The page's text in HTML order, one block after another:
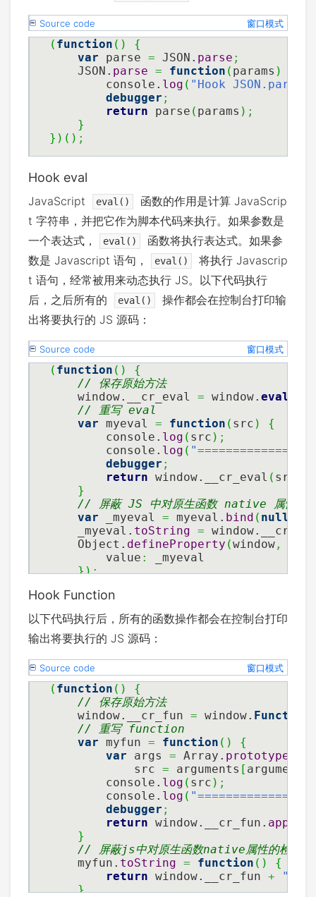
Source code 窗口模式
( function ( )
{
var parse = JSON. parse ;
    JSON.
parse = function ( params )
        console.
log ( "Hook JSON.parse
debugger ;
return parse ( params ) ;
}
} ) ( ) ;
Hook eval
JavaScript eval()
函数的作用是计算 JavaScrip
t 字符串，并把它作为脚本代码来执行。如果参数是
一个表达式，
eval()
函数将执行表达式。如果参
数是 Javascript 语句，
eval()
将执行 Javascrip
t 语句，经常被用来动态执行 JS。以下代码执行
后，之后所有的
eval()
操作都会在控制台打印输
出将要执行的 JS 源码：
Source code 窗口模式
( function ( )
{
// 保存原始方法
    window.__cr_eval
= window. eval
// 重写 eval
var myeval = function ( src )
{
        console.
log ( src ) ;
        console.
log ( "===============
debugger ;
return window.__cr_eval ( src
}
// 屏蔽 JS 中对原生函数 native 属性的
var _myeval = myeval. bind ( null
    _myeval.
toString =
    Object.
defineProperty (window ,
        value
:
_myeval
});
Hook Function
以下代码执行后，所有的函数操作都会在控制台打印
输出将要执行的 JS 源码：
Source code 窗口模式
( function ( )
{
// 保存原始方法
    window.__cr_fun
= window. Function
// 重写 function
var myfun = function ( )
{
var args = Array. prototype
            src
= arguments [
        console.
log ( src ) ;
        console.
log (
debugger ;
return window.__cr_fun. apply
}
// 屏蔽js中对原生函数native属性的检测
    myfun.
toString = function ( )
{
return window.__cr_fun +
""
}